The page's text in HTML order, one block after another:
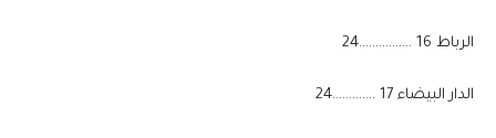
الرباط 16 …………….24
​الدار البيضاء 17 ………….24